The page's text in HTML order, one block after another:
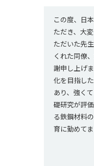
この度、日
ただき、大
ただいた先
くれた同僚
謝申し上げ
化を目指し
あり、強く
礎研究が評
る鉄鋼材料
育に勤めてま